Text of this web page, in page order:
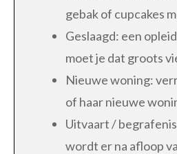
gebak of cupcakes
Geslaagd: een
moet je dat groots
Nieuwe woning:
of haar nieuwe
Uitvaart /
wordt er na afloop